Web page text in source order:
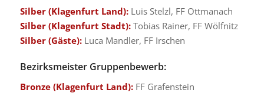
Silber (Klagenfurt Land):Luis Stelzl, FF Ottmanach
Silber (Klagenfurt Stadt):Tobias Rainer, FF Wölfnitz
Silber (Gäste):Luca Mandler, FF Irschen
Bezirksmeister Gruppenbewerb:
Bronze (Klagenfurt Land):FF Grafenstein